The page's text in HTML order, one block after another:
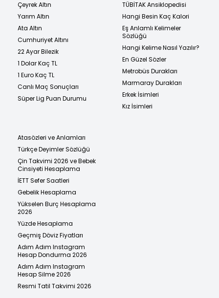
Çeyrek Altın
Yarım Altın
Ata Altın
Cumhuriyet Altını
22 Ayar Bilezik
1 Dolar Kaç TL
1 Euro Kaç TL
Canlı Maç Sonuçları
Süper Lig Puan Durumu
TÜBİTAK Ansiklopedisi
Hangi Besin Kaç Kalori
Eş Anlamlı Kelimeler
Sözlüğü
Hangi Kelime Nasıl Yazılır?
En Güzel Sözler
Metrobüs Durakları
Marmaray Durakları
Erkek İsimleri
Kız İsimleri
Atasözleri ve Anlamları
Türkçe Deyimler Sözlüğü
Çin Takvimi 2026 ve Bebek
Cinsiyeti Hesaplama
İETT Sefer Saatleri
Gebelik Hesaplama
Yükselen Burç Hesaplama
2026
Yüzde Hesaplama
Geçmiş Döviz Fiyatları
Adım Adım Instagram
Hesap Dondurma 2026
Adım Adım Instagram
Hesap Silme 2026
Resmi Tatil Takvimi 2026